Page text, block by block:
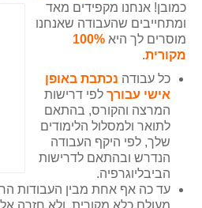
כמובן! אנחנו מקפידים מאד
ומתחייבים שהעבודה שאנחנו
מוסרים לך היא 100%
מקורית.
כל עבודה נכתבת באופן
אישי עבורך לפי דרישות
המרצה והקורס, בהתאם
לתואר ולמסלול הלימודים
שלך, לפי היקף העבודה
הנדרש ובהתאם לדרישות
הביבליוגרפיה.
עד כה אף אחת מבין העבודות
מעולם כלא מקורית, ולא חזרה